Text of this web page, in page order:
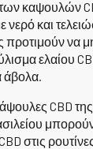
καψουλών
νερό και
προτιμούν να
ελαίου
άβολα.
CBD
στις